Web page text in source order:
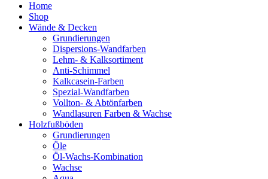
Home
Shop
Wände & Decken
Grundierungen
Dispersions-Wandfarben
Lehm- & Kalksortiment
Anti-Schimmel
Kalkcasein-Farben
Spezial-Wandfarben
Vollton- & Abtönfarben
Wandlasuren Farben & Wachse
Holzfußböden
Grundierungen
Öle
Öl-Wachs-Kombination
Wachse